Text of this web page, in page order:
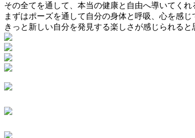
その全てを通して、本当の健康と自由へ導いてくれ
まずはポーズを通して自分の身体と呼吸、心を感じ
きっと新しい自分を発見する楽しさが感じられる